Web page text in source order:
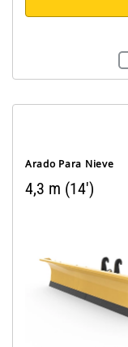
Arado Para Nieve
4,3 m (14')